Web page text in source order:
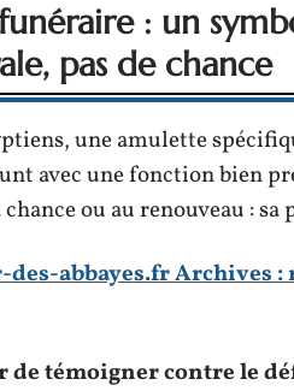
: un
pas de chance
une amulette
avec une fonction bien
ou au renouveau :
abbayes.fr Archives
témoigner contre le